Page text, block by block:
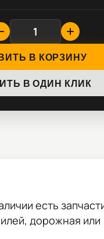
В КОРЗИНУ
В ОДИН КЛИК
есть
дорожная или